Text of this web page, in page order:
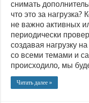
снимать
что это за нагрузка?
не важно активных
периодически
создавая нагрузку
со всеми темами и
происходило, мы
Читать далее »